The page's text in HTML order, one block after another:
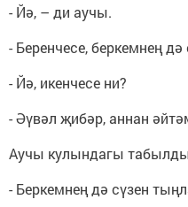
- Йә, – ди аучы.
- Беренчесе, беркемнең
- Йә, икенчесе ни?
- Әүвәл җибәр, аннан
Аучы кулындагы
- Беркемнең дә сүзен